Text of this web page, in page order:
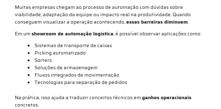
Muitas empresas chegam ao processo de automação com dúvidas sobre
viabilidade, adaptação da equipe ou impacto real na produtividade. Quando
conseguem visualizar a operação acontecendo,essas barreiras diminuem.
Em um showroom de automação logística, é possível observar aplicações como:
Sistemas de transporte de caixas
Picking automatizado
Sorters
Soluções de armazenagem
Fluxos integrados de movimentação
Tecnologias para separação de pedidos
Na prática, isso ajuda a traduzir conceitos técnicos em ganhos operacionais
concretos.